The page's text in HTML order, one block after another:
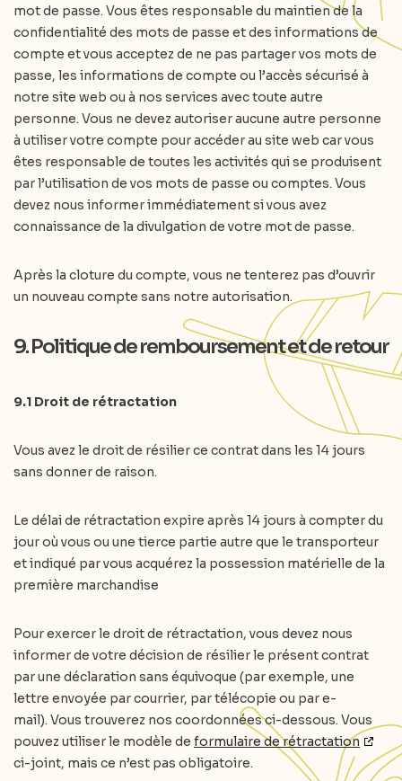
mot de passe. Vous êtes responsable du maintien de la
confidentialité des mots de passe et des informations de
compte et vous acceptez de ne pas partager vos mots de
passe, les informations de compte ou l’accès sécurisé à
notre site web ou à nos services avec toute autre
personne. Vous ne devez autoriser aucune autre personne
à utiliser votre compte pour accéder au site web car vous
êtes responsable de toutes les activités qui se produisent
par l’utilisation de vos mots de passe ou comptes. Vous
devez nous informer immédiatement si vous avez
connaissance de la divulgation de votre mot de passe.
Après la cloture du compte, vous ne tenterez pas d’ouvrir
un nouveau compte sans notre autorisation.
9. Politique de remboursement et de retour
9.1 Droit de rétractation
Vous avez le droit de résilier ce contrat dans les 14 jours
sans donner de raison.
Le délai de rétractation expire après 14 jours à compter du
jour où vous ou une tierce partie autre que le transporteur
et indiqué par vous acquérez la possession matérielle de la
première marchandise
Pour exercer le droit de rétractation, vous devez nous
informer de votre décision de résilier le présent contrat
par une déclaration sans équivoque (par exemple, une
lettre envoyée par courrier, par télécopie ou par e-
mail). Vous trouverez nos coordonnées ci-dessous. Vous
pouvez utiliser le modèle de formulaire de rétractation
ci-joint, mais ce n’est pas obligatoire.